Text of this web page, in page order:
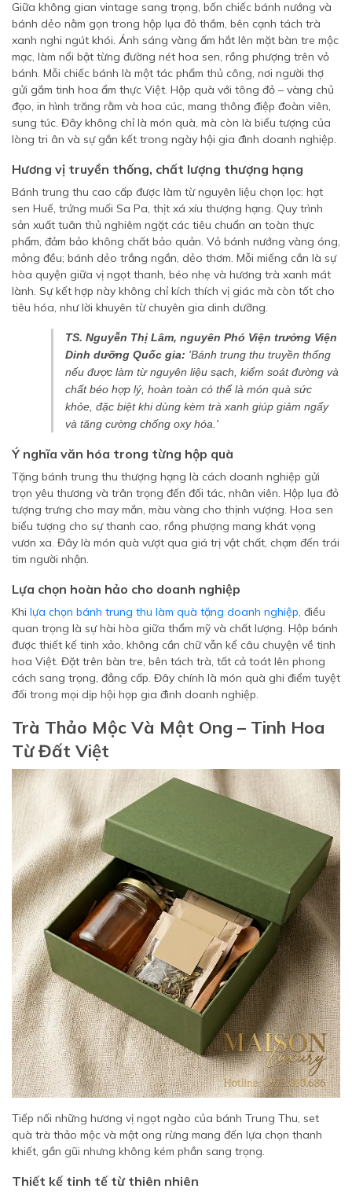
Giữa không gian vintage sang trọng, bốn chiếc bánh nướng và
bánh dẻo nằm gọn trong hộp lụa đỏ thắm, bên cạnh tách trà
xanh nghi ngút khói. Ánh sáng vàng ấm hắt lên mặt bàn tre mộc
mạc, làm nổi bật từng đường nét hoa sen, rồng phượng trên vỏ
bánh. Mỗi chiếc bánh là một tác phẩm thủ công, nơi người thợ
gửi gắm tinh hoa ẩm thực Việt. Hộp quà với tông đỏ – vàng chủ
đạo, in hình trăng rằm và hoa cúc, mang thông điệp đoàn viên,
sung túc. Đây không chỉ là món quà, mà còn là biểu tượng của
lòng tri ân và sự gắn kết trong ngày hội gia đình doanh nghiệp.
Hương vị truyền thống, chất lượng thượng hạng
Bánh trung thu cao cấp được làm từ nguyên liệu chọn lọc: hạt
sen Huế, trứng muối Sa Pa, thịt xá xíu thượng hạng. Quy trình
sản xuất tuân thủ nghiêm ngặt các tiêu chuẩn an toàn thực
phẩm, đảm bảo không chất bảo quản. Vỏ bánh nướng vàng óng,
mỏng đều; bánh dẻo trắng ngần, dẻo thơm. Mỗi miếng cắn là sự
hòa quyện giữa vị ngọt thanh, béo nhẹ và hương trà xanh mát
lành. Sự kết hợp này không chỉ kích thích vị giác mà còn tốt cho
tiêu hóa, như lời khuyên từ chuyên gia dinh dưỡng.
TS. Nguyễn Thị Lâm, nguyên Phó Viện trưởng Viện
Dinh dưỡng Quốc gia: 'Bánh trung thu truyền thống
nếu được làm từ nguyên liệu sạch, kiểm soát đường và
chất béo hợp lý, hoàn toàn có thể là món quà sức
khỏe, đặc biệt khi dùng kèm trà xanh giúp giảm ngấy
và tăng cường chống oxy hóa.'
Ý nghĩa văn hóa trong từng hộp quà
Tặng bánh trung thu thượng hạng là cách doanh nghiệp gửi
trọn yêu thương và trân trọng đến đối tác, nhân viên. Hộp lụa đỏ
tượng trưng cho may mắn, màu vàng cho thịnh vượng. Hoa sen
biểu tượng cho sự thanh cao, rồng phượng mang khát vọng
vươn xa. Đây là món quà vượt qua giá trị vật chất, chạm đến trái
tim người nhận.
Lựa chọn hoàn hảo cho doanh nghiệp
Khi lựa chọn bánh trung thu làm quà tặng doanh nghiệp, điều
quan trọng là sự hài hòa giữa thẩm mỹ và chất lượng. Hộp bánh
được thiết kế tinh xảo, không cần chữ vẫn kể câu chuyện về tinh
hoa Việt. Đặt trên bàn tre, bên tách trà, tất cả toát lên phong
cách sang trọng, đẳng cấp. Đây chính là món quà ghi điểm tuyệt
đối trong mọi dịp hội họp gia đình doanh nghiệp.
Trà Thảo Mộc Và Mật Ong – Tinh Hoa
Từ Đất Việt
Tiếp nối những hương vị ngọt ngào của bánh Trung Thu, set
quà trà thảo mộc và mật ong rừng mang đến lựa chọn thanh
khiết, gần gũi nhưng không kém phần sang trọng.
Thiết kế tinh tế từ thiên nhiên